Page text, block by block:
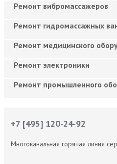
Ремонт вибромассажеров
Ремонт гидромассажных
Ремонт медицинского
Ремонт электроники
Ремонт промышленного
+7 [495] 120-24-92
Многоканальная горячая линия